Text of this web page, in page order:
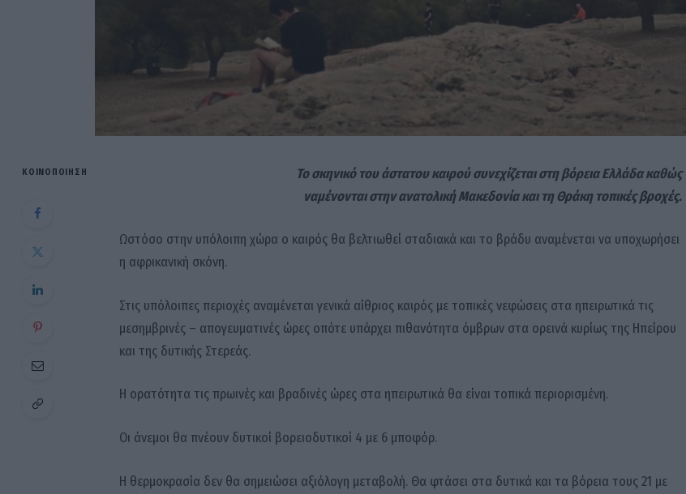
ΚΟΙΝΟΠΟΊΗΣΗ
Το σκηνικό του άστατου καιρού συνεχίζεται στη βόρεια Ελλάδα καθώς
ναμένονται στην ανατολική Μακεδονία και τη Θράκη τοπικές βροχές.
Ωστόσο στην υπόλοιπη χώρα ο καιρός θα βελτιωθεί σταδιακά και το βράδυ αναμένεται να υποχωρήσει
η αφρικανική σκόνη.
Στις υπόλοιπες περιοχές αναμένεται γενικά αίθριος καιρός με τοπικές νεφώσεις στα ηπειρωτικά τις
μεσημβρινές – απογευματινές ώρες οπότε υπάρχει πιθανότητα όμβρων στα ορεινά κυρίως της Ηπείρου
και της δυτικής Στερεάς.
Η ορατότητα τις πρωινές και βραδινές ώρες στα ηπειρωτικά θα είναι τοπικά περιορισμένη.
Οι άνεμοι θα πνέουν δυτικοί βορειοδυτικοί 4 με 6 μποφόρ.
Η θερμοκρασία δεν θα σημειώσει αξιόλογη μεταβολή. Θα φτάσει στα δυτικά και τα βόρεια τους 21 με